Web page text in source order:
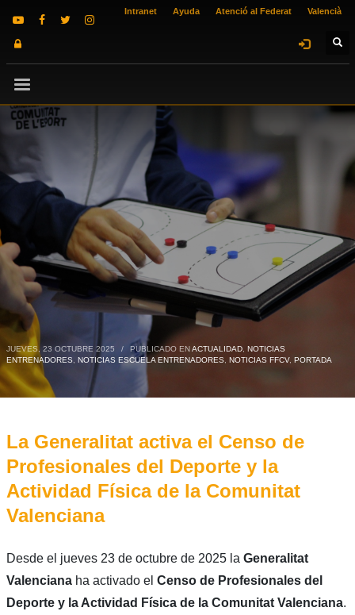
Intranet Ayuda Atenció al Federat Valencià
JUEVES, 23 OCTUBRE 2025 / PUBLICADO EN ACTUALIDAD, NOTICIAS
ENTRENADORES, NOTICIAS ESCUELA ENTRENADORES, NOTICIAS FFCV, PORTADA
La Generalitat activa el Censo de
Profesionales del Deporte y la
Actividad Física de la Comunitat
Valenciana
Desde el jueves 23 de octubre de 2025 la Generalitat
Valenciana ha activado el Censo de Profesionales del
Deporte y la Actividad Física de la Comunitat Valenciana.